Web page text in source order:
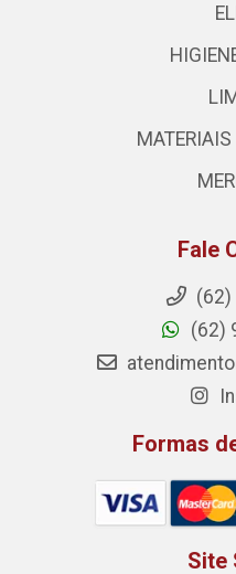
Fale
(62)
Formas
Site